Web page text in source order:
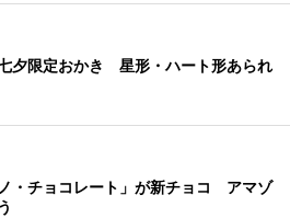
夕限定おかき 星形・ハート形あられ
・チョコレート」が新チョコ アマゾ